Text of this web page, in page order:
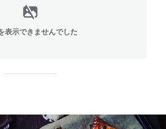
表示できませんでした